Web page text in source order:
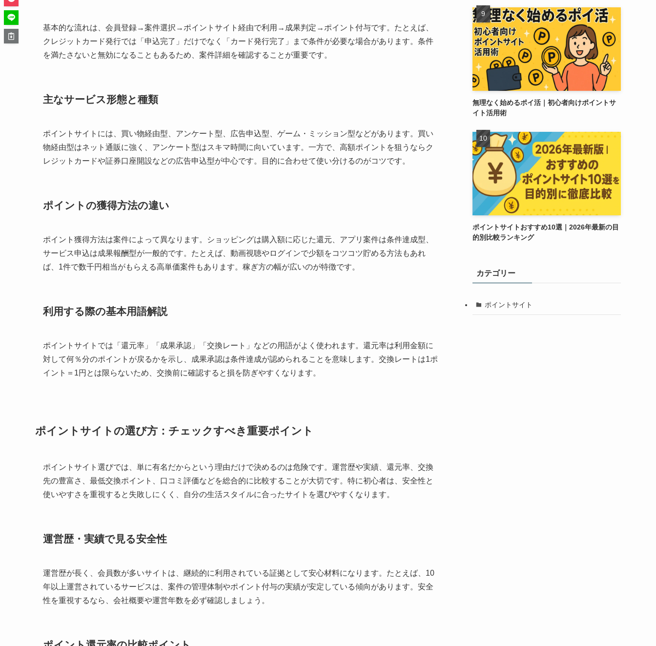
基本的な流れは、会員登録→案件選択→ポイントサイト経由で利用→成果判定→ポイント付与です。たとえば、
クレジットカード発行では「申込完了」だけでなく「カード発行完了」まで条件が必要な場合があります。条件
を満たさないと無効になることもあるため、案件詳細を確認することが重要です。
主なサービス形態と種類
ポイントサイトには、買い物経由型、アンケート型、広告申込型、ゲーム・ミッション型などがあります。買い
物経由型はネット通販に強く、アンケート型はスキマ時間に向いています。一方で、高額ポイントを狙うならク
レジットカードや証券口座開設などの広告申込型が中心です。目的に合わせて使い分けるのがコツです。
ポイントの獲得方法の違い
ポイント獲得方法は案件によって異なります。ショッピングは購入額に応じた還元、アプリ案件は条件達成型、
サービス申込は成果報酬型が一般的です。たとえば、動画視聴やログインで少額をコツコツ貯める方法もあれ
ば、1件で数千円相当がもらえる高単価案件もあります。稼ぎ方の幅が広いのが特徴です。
利用する際の基本用語解説
ポイントサイトでは「還元率」「成果承認」「交換レート」などの用語がよく使われます。還元率は利用金額に
対して何％分のポイントが戻るかを示し、成果承認は条件達成が認められることを意味します。交換レートは1ポ
イント＝1円とは限らないため、交換前に確認すると損を防ぎやすくなります。
ポイントサイトの選び方：チェックすべき重要ポイント
ポイントサイト選びでは、単に有名だからという理由だけで決めるのは危険です。運営歴や実績、還元率、交換
先の豊富さ、最低交換ポイント、口コミ評価などを総合的に比較することが大切です。特に初心者は、安全性と
使いやすさを重視すると失敗しにくく、自分の生活スタイルに合ったサイトを選びやすくなります。
運営歴・実績で見る安全性
運営歴が長く、会員数が多いサイトは、継続的に利用されている証拠として安心材料になります。たとえば、10
年以上運営されているサービスは、案件の管理体制やポイント付与の実績が安定している傾向があります。安全
性を重視するなら、会社概要や運営年数を必ず確認しましょう。
無理なく始めるポイ活｜初心者向けポイントサ
イト活用術
ポイントサイトおすすめ10選｜2026年最新の目
的別比較ランキング
カテゴリー
ポイントサイト